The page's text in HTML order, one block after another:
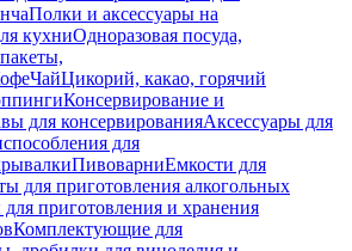
Полки и аксессуары на
кухниОдноразовая посуда,
ЧайЦикорий, какао, горячий
Консервирование и
для консервированияАксессуары для
для
ПивоварниЕмкости для
для приготовления алкогольных
приготовления и хранения
Комплектующие для